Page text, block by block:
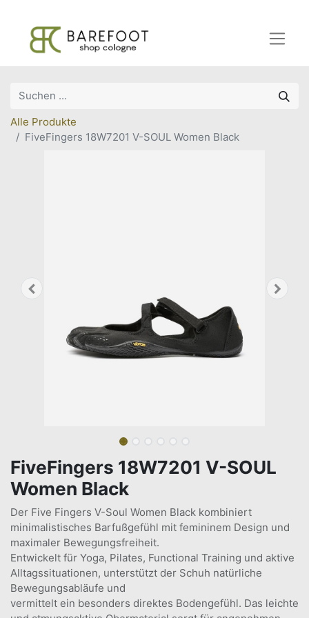
Alle Produkte
FiveFingers 18W7201 V-SOUL Women Black
FiveFingers 18W7201 V-SOUL
Women Black
Der Five Fingers V-Soul Women Black kombiniert
minimalistisches Barfußgefühl mit femininem Design und
maximaler Bewegungsfreiheit.
Entwickelt für Yoga, Pilates, Functional Training und aktive
Alltagssituationen, unterstützt der Schuh natürliche
Bewegungsabläufe und
vermittelt ein besonders direktes Bodengefühl. Das leichte